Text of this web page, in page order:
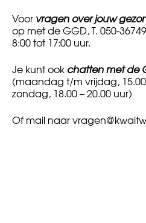
Voor vragen over jouw
op met de GGD, T. 050-
8:00 tot 17:00 uur.
Je kunt ook chatten met de
(maandag t/m vrijdag,
zondag, 18.00 – 20.00 uur)
Of mail naar